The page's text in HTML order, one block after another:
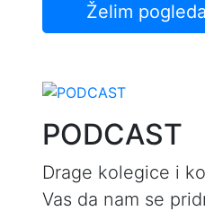
Želim
PODCAST
Drage kolegice i
Vas da nam se